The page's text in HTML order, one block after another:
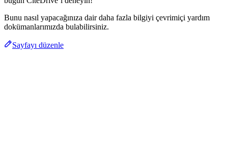
Bunu nasıl yapacağınıza dair daha fazla bilgiyi çevrimiçi yardım
dokümanlarımızda bulabilirsiniz.
Sayfayı düzenle